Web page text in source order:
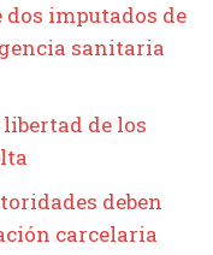
imputados de
sanitaria
de los
deben
carcelaria